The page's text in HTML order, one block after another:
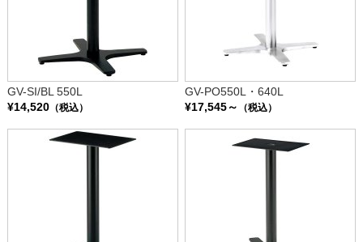
GV-SI/BL 550L
¥14,520（税込）
GV-PO550L・640L
¥17,545～
（税込）